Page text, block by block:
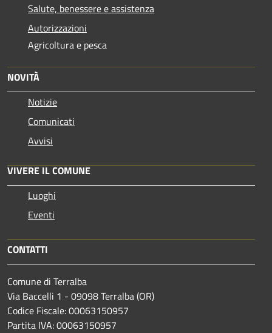
Salute, benessere e assistenza
Autorizzazioni
Agricoltura e pesca
NOVITÀ
Notizie
Comunicati
Avvisi
VIVERE IL COMUNE
Luoghi
Eventi
CONTATTI
Comune di Terralba
Via Baccelli 1 - 09098 Terralba (OR)
Codice Fiscale: 00063150957
Partita IVA: 00063150957